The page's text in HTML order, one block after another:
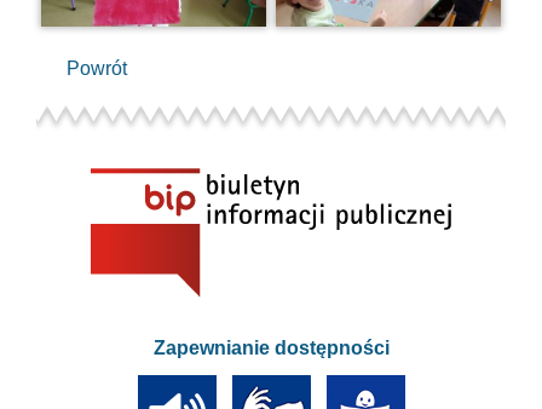
Powrót
Zapewnianie dostępności